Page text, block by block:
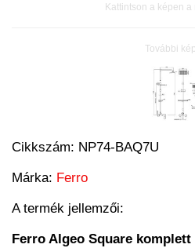
Kattintson a képen
További
Cikkszám: NP74-BAQ7U
Márka: Ferro
A termék jellemzői:
Ferro Algeo Square